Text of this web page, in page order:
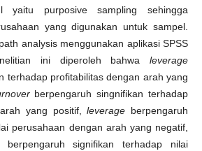
yaitu purposive sampling sehingga
yang digunakan untuk sampel.
analysis menggunakan aplikasi SPSS
ini diperoleh bahwaleverage
terhadap profitabilitas dengan arah yang
berpengaruh singnifikan terhadap
arah yang positif,leverage berpengaruh
perusahaan dengan arah yang negatif,
signifikan terhadap nilai